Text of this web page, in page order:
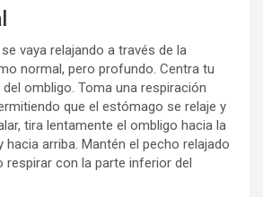
vaya relajando a través de la
normal, pero profundo. Centra tu
ombligo. Toma una respiración
que el estómago se relaje y
tira lentamente el ombligo hacia la
hacia arriba. Mantén el pecho relajado
respirar con la parte inferior del